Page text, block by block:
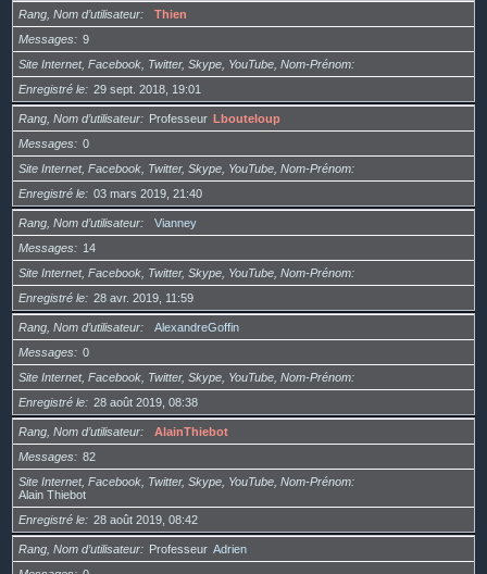
Rang, Nom d’utilisateur
Thien
Messages
9
Site Internet, Facebook, Twitter, Skype, YouTube, Nom-Prénom
Enregistré le
29 sept. 2018, 19:01
Rang, Nom d’utilisateur Professeur Lbouteloup
Messages
0
Site Internet, Facebook, Twitter, Skype, YouTube, Nom-Prénom
Enregistré le
03 mars 2019, 21:40
Rang, Nom d’utilisateur
Vianney
Messages
14
Site Internet, Facebook, Twitter, Skype, YouTube, Nom-Prénom
Enregistré le
28 avr. 2019, 11:59
Rang, Nom d’utilisateur
AlexandreGoffin
Messages
0
Site Internet, Facebook, Twitter, Skype, YouTube, Nom-Prénom
Enregistré le
28 août 2019, 08:38
Rang, Nom d’utilisateur
AlainThiebot
Messages
82
Site Internet, Facebook, Twitter, Skype, YouTube, Nom-Prénom
Alain Thiebot
Enregistré le
28 août 2019, 08:42
Rang, Nom d’utilisateur Professeur Adrien